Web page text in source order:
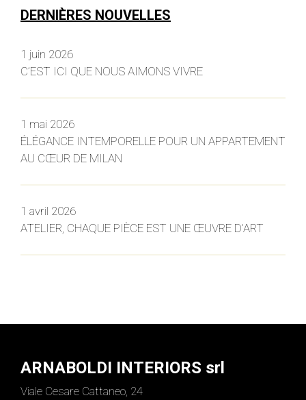
DERNIÈRES NOUVELLES
C’EST ICI QUE NOUS AIMONS VIVRE
1 juin 2026
ÉLÉGANCE INTEMPORELLE POUR UN APPARTEMENT
AU CŒUR DE MILAN
1 mai 2026
ATELIER, CHAQUE PIÈCE EST UNE ŒUVRE D’ART
1 avril 2026
ARNABOLDI INTERIORS srl
Viale Cesare Cattaneo, 24